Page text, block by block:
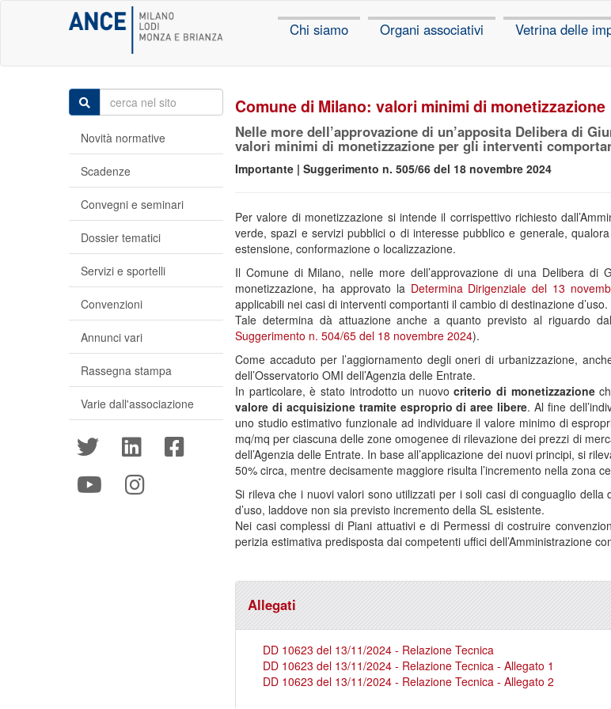
Chi siamo Organi associativi Vetrina delle
Comune di Milano: valori minimi di monetizzazione
Nelle more dell’approvazione di un’apposita Delibera di
valori minimi di monetizzazione per gli interventi
Importante | Suggerimento n. 505/66 del 18 novembre 2024
Per valore di monetizzazione si intende il corrispettivo richiesto
verde, spazi e servizi pubblici o di interesse pubblico e generale,
estensione, conformazione o localizzazione.
Il Comune di Milano, nelle more dell’approvazione di una Delibera di
monetizzazione, ha approvato la Determina Dirigenziale del 13
applicabili nei casi di interventi comportanti il cambio di destinazione d’uso.
Tale determina dà attuazione anche a quanto previsto al riguardo
Suggerimento n. 504/65 del 18 novembre 2024).
Come accaduto per l’aggiornamento degli oneri di urbanizzazione,
dell’Osservatorio OMI dell’Agenzia delle Entrate.
In particolare, è stato introdotto un nuovocriterio di monetizzazione
valore di acquisizione tramite esproprio di aree libere. Al fine
uno studio estimativo funzionale ad individuare il valore minimo di
mq/mq per ciascuna delle zone omogenee di rilevazione dei prezzi di
dell’Agenzia delle Entrate. In base all’applicazione dei nuovi principi, si
50% circa, mentre decisamente maggiore risulta l’incremento nella zona
Si rileva che i nuovi valori sono utilizzati per i soli casi di conguaglio
d’uso, laddove non sia previsto incremento della SL esistente.
Nei casi complessi di Piani attuativi e di Permessi di costruire
perizia estimativa predisposta dai competenti uffici dell’Amministrazione
Allegati
DD 10623 del 13/11/2024 - Relazione Tecnica
DD 10623 del 13/11/2024 - Relazione Tecnica - Allegato 1
DD 10623 del 13/11/2024 - Relazione Tecnica - Allegato 2
Novità normative
Scadenze
Convegni e seminari
Dossier tematici
Servizi e sportelli
Convenzioni
Annunci vari
Rassegna stampa
Varie dall'associazione